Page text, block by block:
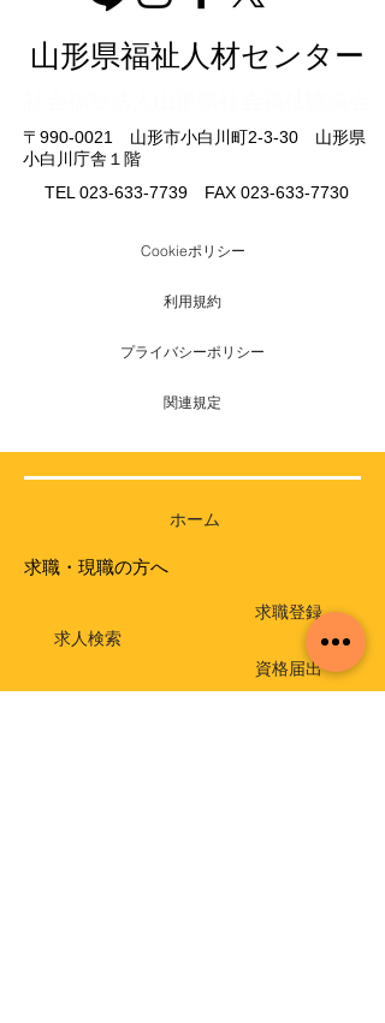
山形県福祉人材センター
〒990-0021 山形市小白川町2-3-30 山形県
小白川庁舎１階
TEL 023-633-7739 FAX 023-633-7730
Cookieポリシー
利用規約
プライバシーポリシー
関連規定
ホーム
求職・現職の方へ
求人検索
求職登録
資格届出